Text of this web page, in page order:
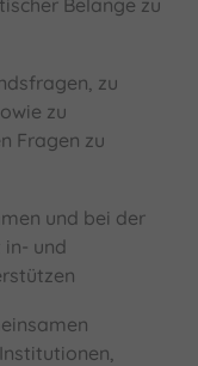
zu
zu
Fragen zu
und bei der
und